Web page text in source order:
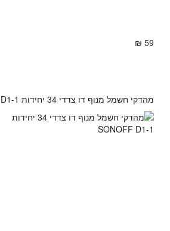
59 ₪
מהדקי חשמל מנוף דו צדדי 34 יחידות SONOFF D1-1